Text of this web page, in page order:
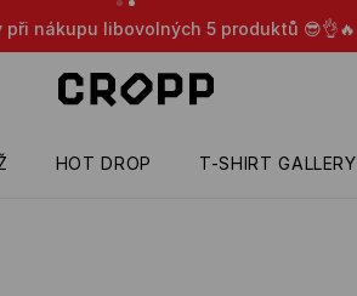
nákupu libovolných 5 produktů 😎👌🔥
HOT DROP T-SHIRT GALLERY